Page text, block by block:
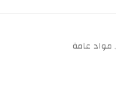
, مواد عامة